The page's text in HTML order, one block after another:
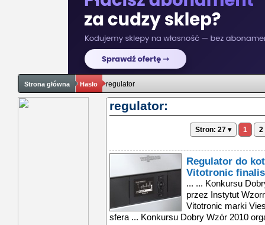
Strona główna Hasło regulator
regulator:
Stron: 27 ▾ 1 2
Regulator do
Vitotronic
... ... Konkursu Dobry Wzór 2010 organizowanego przez Instytut Wzornictwa Przemysłowego regulator Vitotronic marki Viessmann został finalistą w kategorii sfera ... Konkursu Dobry Wzór 2010 organizowanego przez Instytut Wzornictwa Przemysłowego regulator Vitotronic marki Viessmann został finalistą w kategorii sfera ... września do 14 listopada. Wtedy też będziemy już znali laureatów konkursu. Design regulatora Vitotronic oraz jego rozwiązania techniczne już wcześniej ... regulator do kotłów kondensacyjnych vitotronic finalistą dobrego wzoru 2010 ... 12 usług. werdyktem jury do ścisłego finału przeszły 62 produkty i 9 usług. regulator vitotronic został finalistą w kategorii sfera domu. jego unikalne ... w tegorocznej, xvii edycji konkursu dobry wzór 2010 organizowanego przez instytut wzornictwa przemysłowego regulator vitotronic marki viessmann został finalistą ... konkursu dobry wzór 2010 organizowanego przez instytut wzornictwa przemysłowego regulator vitotronic marki viessmann został finalistą w kategorii sfera ... września do 14 listopada. wtedy też będziemy już znali laureatów konkursu. design regulatora vitotronic oraz jego rozwiązania techniczne już wcześniej ... telewizyjnych, dzięki czemu jest ona intuicyjna. czarny, błyszczący moduł obsługowy regulatora kontrastuje ze śnieżnobiałą obudową kompaktowych central ... niemiecką nagrodą wzorniczą design plus. opis produktuvitotronic to nowa generacja regulatorów stosowanych w kotłach kondensacyjnych oraz pompach ciepła ... urządzeniami grzewczymi, dzięki zwiększają wygodę i bezpieczeństwo. obsługa regulatorów vitotronic i jego menu są analogiczne do standardów stosowanych ... każdego z pomieszczeń z osobna, w zależności od dnia, godziny, czy pory roku. regulatory kotłowe firmy viessmann mają również funkcję ochrony przed zamrożeniem ... regulator do kotłów kondensacyjnych vitotronic finalistą dobrego wzoru 2010 ... 12 usług. werdyktem jury do ścisłego finału przeszły 62 produkty i 9 usług. regulator vitotronic został finalistą w kategorii sfera domu. jego unikalne ... w tegorocznej, xvii edycji konkursu dobry wzór 2010 organizowanego przez instytut wzornictwa przemysłowego regulator vitotronic marki viessmann został finalistą ... konkursu dobry wzór 2010 organizowanego przez instytut wzornictwa przemysłowego regulator vitotronic marki viessmann został finalistą w kategorii sfera ... września do 14 listopada. wtedy też będziemy już znali laureatów konkursu. design regulatora vitotronic oraz jego rozwiązania techniczne już wcześniej ... telewizyjnych, dzięki czemu jest ona intuicyjna. czarny, błyszczący moduł obsługowy regulatora kontrastuje ze śnieżnobiałą obudową kompaktowych central ... niemiecką nagrodą wzorniczą design plus. opis produktuvitotronic to nowa generacja regulatorów stosowanych w kotłach kondensacyjnych oraz pompach ciepła ... urządzeniami grzewczymi, dzięki zwiększają wygodę i bezpieczeństwo. obsługa regulatorów vitotronic i jego menu są analogiczne do standardów stosowanych ... każdego z pomieszczeń z osobna, w zależności od dnia, godziny, czy pory roku. regulatory kotłowe firmy viessmann mają również funkcję ochrony przed zamrożeniem ... regulator do kotłów kondensacyjnych vitotronic finalistą dobrego wzoru 2010 ... 12 usług. werdyktem jury do ścisłego finału przeszły 62 produkty i 9 usług. regulator vitotronic został finalistą w kategorii sfera domu. jego unikalne ... w tegorocznej, xvii edycji konkursu dobry wzór 2010 organizowanego przez instytut wzornictwa przemysłowego regulator vitotronic marki viessmann został finalistą ... konkursu dobry wzór 2010 organizowanego przez instytut wzornictwa przemysłowego regulator vitotronic marki viessmann został finalistą w kategorii sfera ... września do 14 listopada. wtedy też będziemy już znali laureatów konkursu. design regulatora vitotronic oraz jego rozwiązania techniczne już wcześniej ... telewizyjnych, dzięki czemu jest ona